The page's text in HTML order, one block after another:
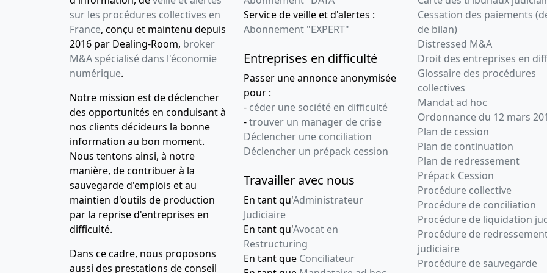
d'assemblée
extraordinaire,
Statuts mis à jour
Modification(s)
statutaire(s) ,
Changement relatif à la
date de clôture de
l'exercice social 31
MARS De ce fait,
l'exercice social en
cours est prorogé de six
mois et aura ainsi une
durée exceptionnelle
de 18 mois pour se
clôturer le 31.03.2017 ,
15-11-2013
Procès-verbal
d'assemblée
générale ordinaire
sur les procédures collectives en
France, conçu et maintenu depuis
2016 par Dealing-Room, broker
M&A spécialisé dans l'économie
numérique.
Notre mission est de déclencher
des opportunités en conduisant à
nos clients décideurs la bonne
information au bon moment.
Nous tentons ainsi, à notre
manière, de contribuer à la
sauvegarde d'emplois et au
maintien d'outils de production
par la reprise d'entreprises en
difficulté.
Dans ce cadre, nous proposons
aussi des prestations de conseil
Service de veille et d'alertes :
Abonnement "EXPERT"
Entreprises en difficulté
Passer une annonce anonymisée
pour :
- céder une société en difficulté
-trouver un manager de crise
Déclencher une conciliation
Déclencher un prépack cession
Travailler avec nous
En tant qu'Administrateur
Judiciaire
En tant qu'Avocat en
Restructuring
En tant que Conciliateur
Cessation des paiements
de bilan)
Distressed M&A
Droit des entreprises en
Glossaire des procédures
collectives
Mandat ad hoc
Ordonnance du 12 mars
Plan de cession
Plan de continuation
Plan de redressement
Prépack Cession
Procédure collective
Procédure de conciliation
Procédure de liquidation
Procédure de
judiciaire
Procédure de sauvegarde